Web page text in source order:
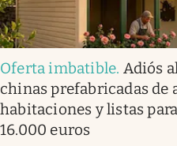
Oferta imbatible. Adiós
chinas prefabricadas de
habitaciones y listas
16.000 euros